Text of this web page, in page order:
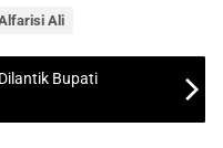
Ali
Bupati